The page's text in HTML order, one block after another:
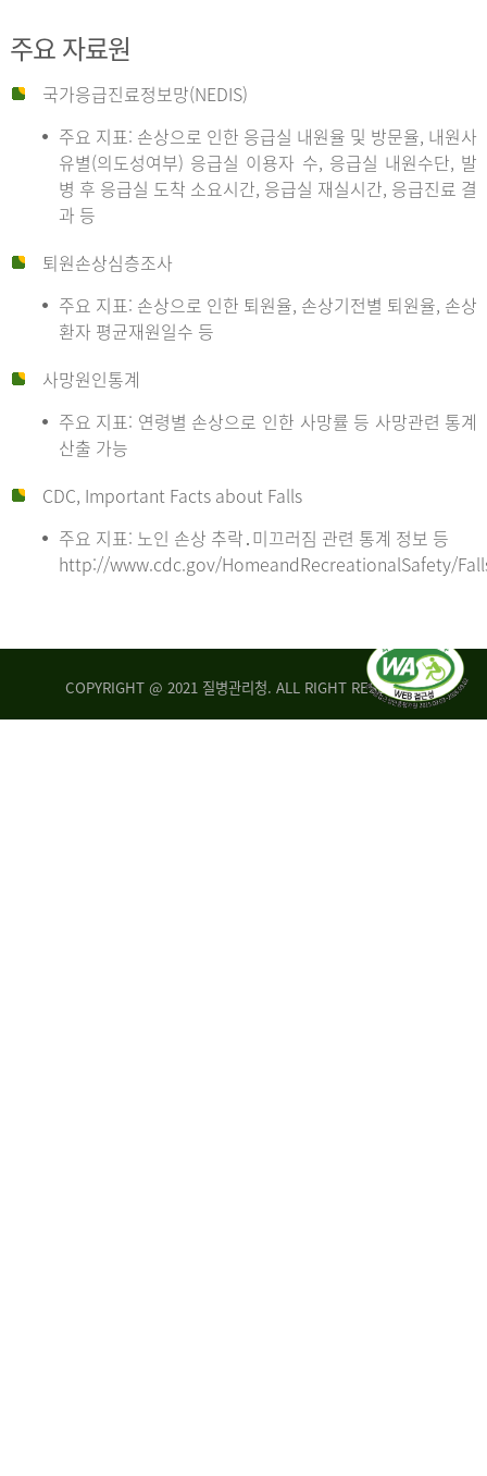
주요 자료원
국가응급진료정보망(NEDIS)
주요 지표: 손상으로 인한 응급실 내원율 및 방문율, 내원사
유별(의도성여부) 응급실 이용자 수, 응급실 내원수단, 발
병 후 응급실 도착 소요시간, 응급실 재실시간, 응급진료 결
과 등
퇴원손상심층조사
주요 지표: 손상으로 인한 퇴원율, 손상기전별 퇴원율, 손상
환자 평균재원일수 등
사망원인통계
주요 지표: 연령별 손상으로 인한 사망률 등 사망관련 통계
산출 가능
CDC, Important Facts about Falls
주요 지표: 노인 손상 추락․미끄러짐 관련 통계 정보 등
http://www.cdc.gov/HomeandRecreationalSafety/
COPYRIGHT @ 2021 질병관리청. ALL RIGHT RESERVED